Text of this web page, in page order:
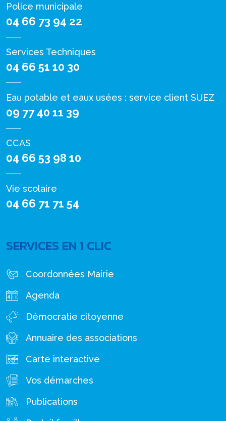
Police municipale
04 66 73 94 22
Services Techniques
04 66 51 10 30
Eau potable et eaux usées : service client SUEZ
09 77 40 11 39
CCAS
04 66 53 98 10
Vie scolaire
04 66 71 71 54
SERVICES EN 1 CLIC
Coordonnées Mairie
Agenda
Démocratie citoyenne
Annuaire des associations
Carte interactive
Vos démarches
Publications